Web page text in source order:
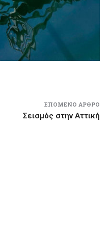
ΕΠΌΜΕΝΟ ΆΡΘΡΟ
Σεισμός στην Αττική